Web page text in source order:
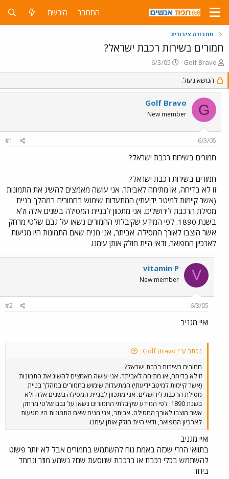
התחבר הירשם
תחבורה ציבורית
חמורים בשירות רכבת ישראל?
פ
ו
ת
ח
נ
Golf Bravo
פ
ו
ס
ם
ב
ת
ך
6/3/05
הנושא נעול.
G
Golf Bravo
New member
6/3/05
#1
חמורים בשירות רכבת ישראל?
חמורים בשירות רכבת ישראל?
זו לא בדיחה, או מתיחה לאביתר. אני עושה מאמצים להשיג את התמונות
(אשר קיימות למיטב ידיעתי) המתעדות שימוש בחמורים במהלך בניית
מסילת הרכבת לירושלים. אני מתכוון לבניית המסילה בשנים אלה ולא
בשנת 1890. לפי המידע שקיבלתי החמורים נשאו על גבם שלטי מרחק
אשר הוצבו לאורך המסילה. אביתר, אני מניח שאם התמונות היו מגיעות
לארכיון המפואר, ודאי היית חולק אותן עימנו.
V
vitamin P
New member
6/3/05
#2
ואיי מגניב
נכתב ע"י Golf Bravo:
חמורים בשירות רכבת ישראל?
זו לא בדיחה, או מתיחה לאביתר. אני עושה מאמצים להשיג את התמונות
(אשר קיימות למיטב ידיעתי) המתעדות שימוש בחמורים במהלך בניית
מסילת הרכבת לירושלים. אני מתכוון לבניית המסילה בשנים אלה ולא
בשנת 1890. לפי המידע שקיבלתי החמורים נשאו על גבם שלטי מרחק
אשר הוצבו לאורך המסילה. אביתר, אני מניח שאם התמונות היו מגיעות
לארכיון המפואר, ודאי היית חולק אותן עימנו.
ואיי מגניב
בתוואי הררי שכזה באמת נוח להשתמש בחמורים אבל לא יותר פשוט
להשתמש בכלי רכבת או ברכבת שנוסעת שם? נשמע מוזר ונחמד
ביחד